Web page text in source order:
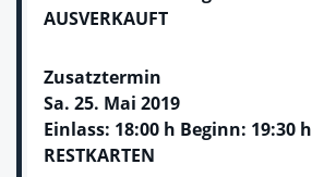
AUSVERKAUFT
Zusatztermin
Sa. 25. Mai 2019
Einlass: 18:00 h Beginn: 19:30 h
RESTKARTEN